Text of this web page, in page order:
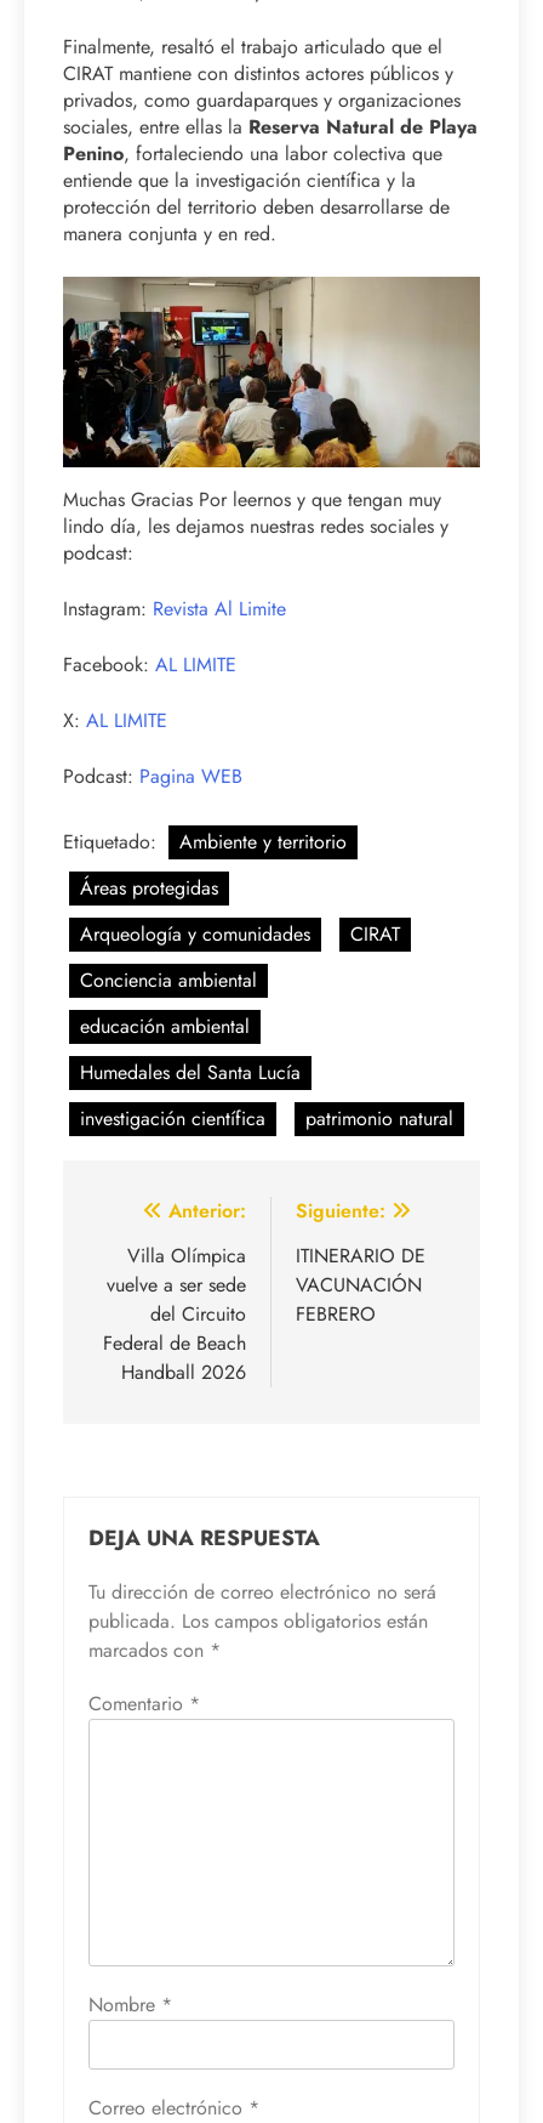
Finalmente, resaltó el trabajo articulado que el
CIRAT mantiene con distintos actores públicos y
privados, como guardaparques y organizaciones
sociales, entre ellas la Reserva Natural de Playa
Penino, fortaleciendo una labor colectiva que
entiende que la investigación científica y la
protección del territorio deben desarrollarse de
manera conjunta y en red.
Muchas Gracias Por leernos y que tengan muy
lindo día, les dejamos nuestras redes sociales y
podcast:
Instagram: Revista Al Limite
Facebook: AL LIMITE
X: AL LIMITE
Podcast: Pagina WEB
Etiquetado:
Ambiente y territorio
Áreas protegidas
Arqueología y comunidades
CIRAT
Conciencia ambiental
educación ambiental
Humedales del Santa Lucía
investigación científica
patrimonio natural
Navegación
entradas
Anterior:
Villa Olímpica
vuelve a ser sede
del Circuito
Federal de Beach
Handball 2026
Siguiente:
ITINERARIO DE
VACUNACIÓN
FEBRERO
DEJA UNA RESPUESTA
Tu dirección de correo electrónico no será
publicada. Los campos obligatorios están
marcados con *
Comentario *
Nombre *
Correo electrónico *